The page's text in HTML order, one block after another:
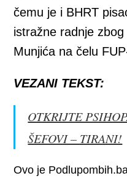
čemu je i BHRT
istražne radnje
Munjića na čelu
VEZANI TEKST:
OTKRIJTE
ŠEFOVI – TIRANI!
Ovo je